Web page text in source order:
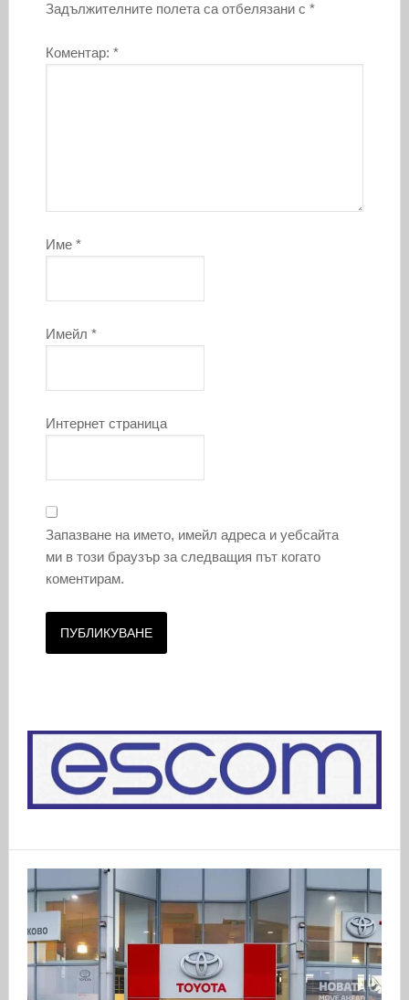
Задължителните полета са отбелязани с *
Коментар: *
Име *
Имейл *
Интернет страница
Запазване на името, имейл адреса и уебсайта
ми в този браузър за следващия път когато
коментирам.